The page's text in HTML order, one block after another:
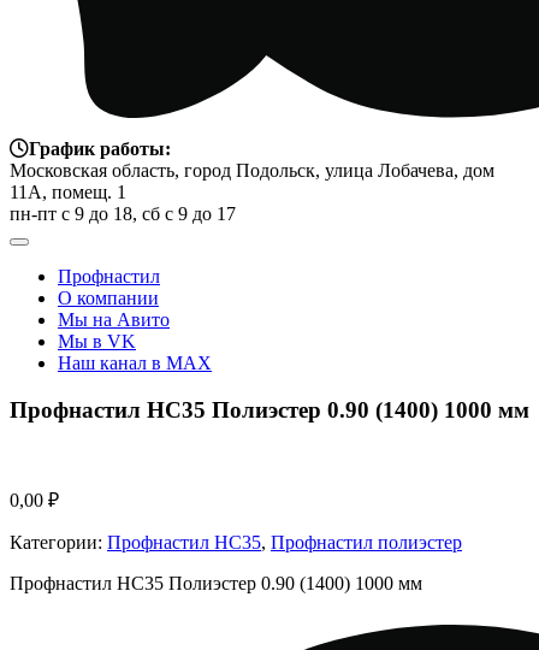
График работы:
Московская область, город Подольск, улица Лобачева, дом
11А, помещ. 1
пн-пт с 9 до 18, сб с 9 до 17
Профнастил
О компании
Мы на Авито
Мы в VK
Наш канал в MAX
Профнастил НС35 Полиэстер 0.90 (1400) 1000 мм
0,00 ₽
Категории: Профнастил НС35, Профнастил полиэстер
Профнастил НС35 Полиэстер 0.90 (1400) 1000 мм